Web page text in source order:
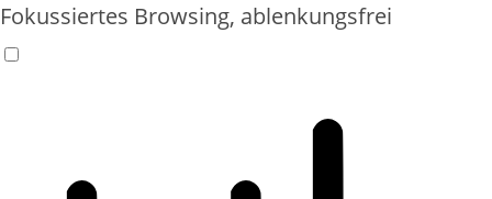
Fokussiertes Browsing, ablenkungsfrei